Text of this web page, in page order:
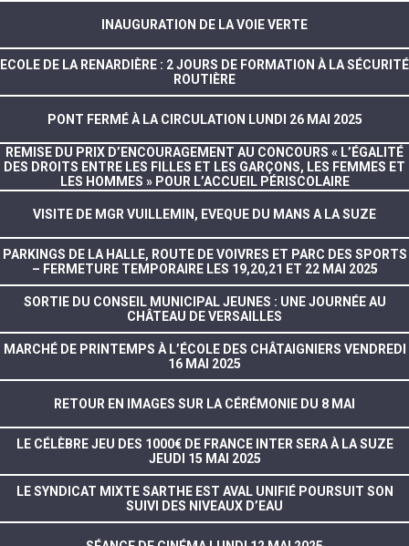
INAUGURATION DE LA VOIE VERTE
ECOLE DE LA RENARDIÈRE : 2 JOURS DE FORMATION À LA SÉCURITÉ
ROUTIÈRE
PONT FERMÉ À LA CIRCULATION LUNDI 26 MAI 2025
REMISE DU PRIX D’ENCOURAGEMENT AU CONCOURS « L’ÉGALITÉ
DES DROITS ENTRE LES FILLES ET LES GARÇONS, LES FEMMES ET
LES HOMMES » POUR L’ACCUEIL PÉRISCOLAIRE
VISITE DE MGR VUILLEMIN, EVEQUE DU MANS A LA SUZE
PARKINGS DE LA HALLE, ROUTE DE VOIVRES ET PARC DES SPORTS
– FERMETURE TEMPORAIRE LES 19,20,21 ET 22 MAI 2025
SORTIE DU CONSEIL MUNICIPAL JEUNES : UNE JOURNÉE AU
CHÂTEAU DE VERSAILLES
MARCHÉ DE PRINTEMPS À L’ÉCOLE DES CHÂTAIGNIERS VENDREDI
16 MAI 2025
RETOUR EN IMAGES SUR LA CÉRÉMONIE DU 8 MAI
LE CÉLÈBRE JEU DES 1000€ DE FRANCE INTER SERA À LA SUZE
JEUDI 15 MAI 2025
LE SYNDICAT MIXTE SARTHE EST AVAL UNIFIÉ POURSUIT SON
SUIVI DES NIVEAUX D’EAU